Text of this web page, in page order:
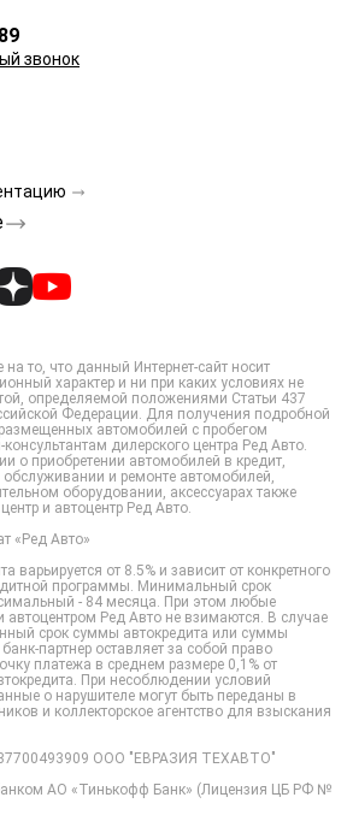
звонок
то, что данный Интернет-сайт носит
характер и ни при каких условиях не
определяемой положениями Статьи 437
Федерации. Для получения подробной
автомобилей с пробегом
дилерского центра Ред Авто.
о приобретении автомобилей в кредит,
обслуживании и ремонте автомобилей,
оборудовании, аксессуарах также
и автоцентр Ред Авто.
«Ред Авто»
варьируется от 8.5% и зависит от конкретного
программы. Минимальный срок
- 84 месяца. При этом любые
автоцентром Ред Авто не взимаются. В случае
срок суммы автокредита или суммы
партнер оставляет за собой право
платежа в среднем размере 0,1% от
При несоблюдении условий
о нарушителе могут быть переданы в
и коллекторское агентство для взыскания
ООО "ЕВРАЗИЯ ТЕХАВТО"
АО «Тинькофф Банк» (Лицензия ЦБ РФ №